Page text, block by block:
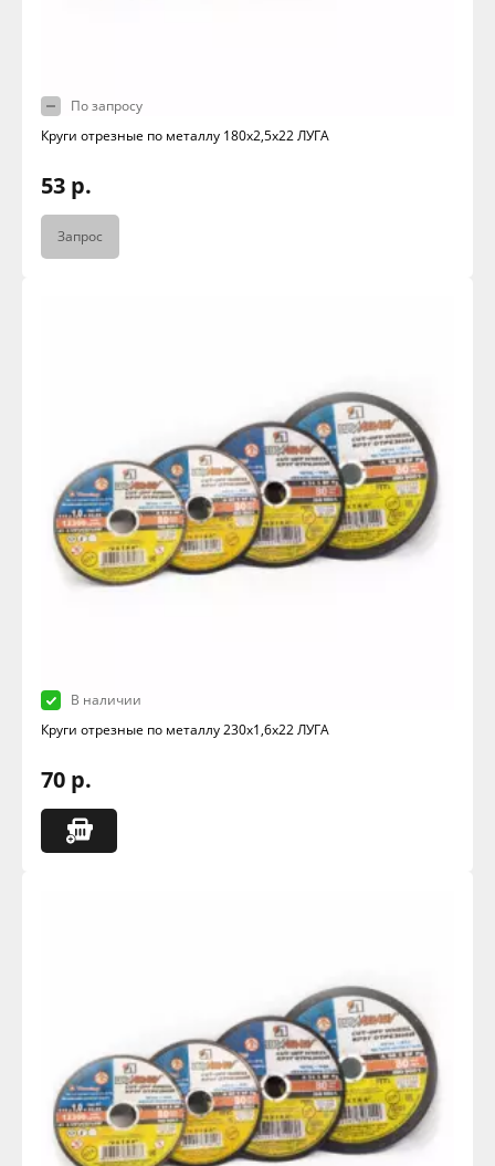
По запросу
Круги отрезные по металлу 180х2,5х22 ЛУГА
53 р.
Запрос
В наличии
Круги отрезные по металлу 230х1,6х22 ЛУГА
70 р.